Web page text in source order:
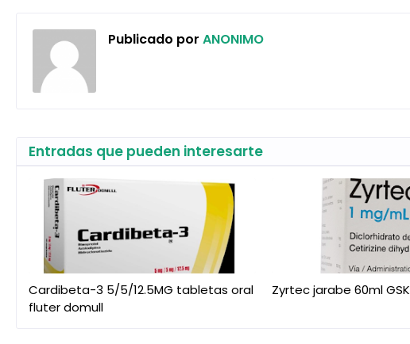
Publicado por ANONIMO
Entradas que pueden interesarte
Cardibeta-3 5/5/12.5MG tabletas oral
fluter domull
Zyrtec jarabe 60ml GSK